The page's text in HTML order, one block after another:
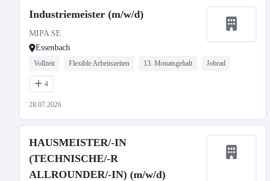
Industriemeister (m/w/d)
MIPA SE
Essenbach
Vollzeit Flexible Arbeitszeiten 13. Monatsgehalt Jobrad
4
28.07.2026
HAUSMEISTER/-IN
(TECHNISCHE/-R
ALLROUNDER/-IN) (m/w/d)